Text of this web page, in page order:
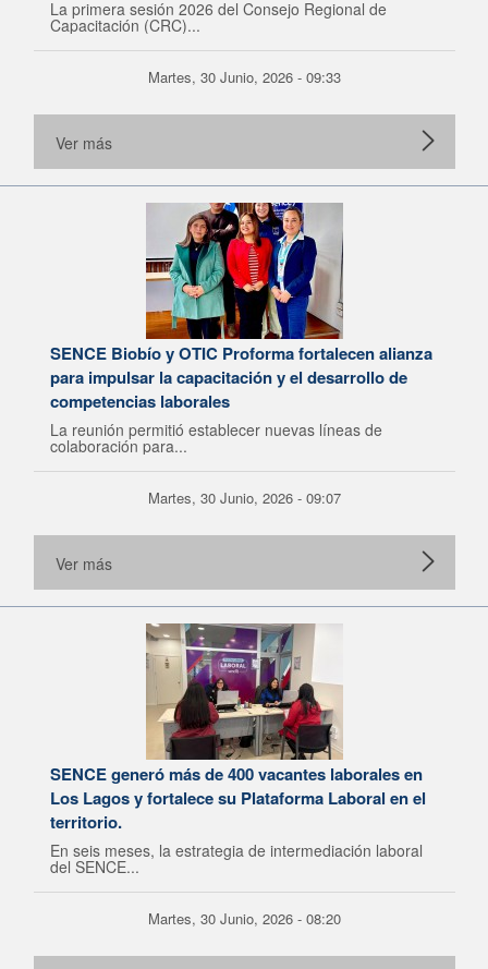
La primera sesión 2026 del Consejo Regional de
Capacitación (CRC)...
Martes, 30 Junio, 2026 - 09:33
Ver más
SENCE Biobío y OTIC Proforma fortalecen alianza
para impulsar la capacitación y el desarrollo de
competencias laborales
La reunión permitió establecer nuevas líneas de
colaboración para...
Martes, 30 Junio, 2026 - 09:07
Ver más
SENCE generó más de 400 vacantes laborales en
Los Lagos y fortalece su Plataforma Laboral en el
territorio.
En seis meses, la estrategia de intermediación laboral
del SENCE...
Martes, 30 Junio, 2026 - 08:20